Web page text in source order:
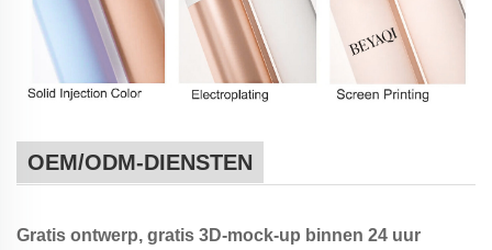
OEM/ODM-DIENSTEN
Gratis ontwerp, gratis 3D-mock-up binnen 24 uur